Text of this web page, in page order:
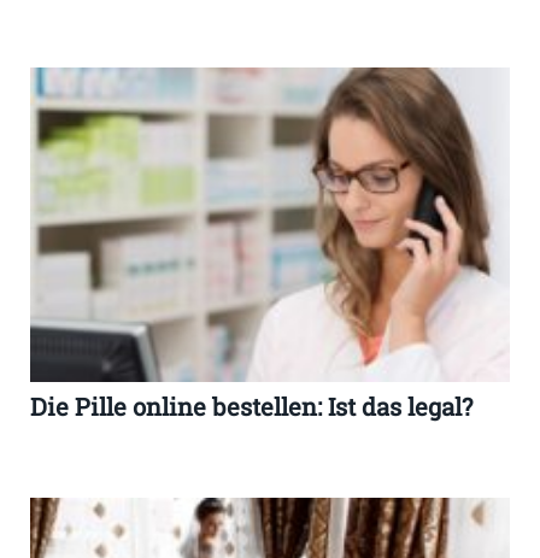
Die Pille online bestellen: Ist das legal?